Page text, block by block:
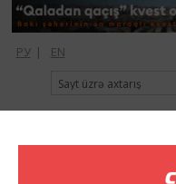
РУ | EN
qeydiyyat